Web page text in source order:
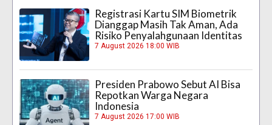
Registrasi Kartu SIM Biometrik
Dianggap Masih Tak Aman, Ada
Risiko Penyalahgunaan Identitas
7 August 2026 18:00 WIB
Presiden Prabowo Sebut AI Bisa
Repotkan Warga Negara
Indonesia
7 August 2026 17:00 WIB